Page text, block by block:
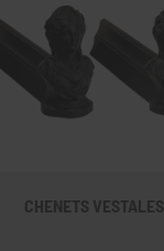
CHENETS VESTALES